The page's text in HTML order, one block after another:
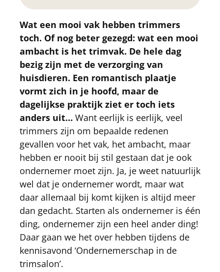
Wat een mooi vak hebben trimmers
toch. Of nog beter gezegd: wat een mooi
ambacht is het trimvak. De hele dag
bezig zijn met de verzorging van
huisdieren. Een romantisch plaatje
vormt zich in je hoofd, maar de
dagelijkse praktijk ziet er toch iets
anders uit… Want eerlijk is eerlijk, veel
trimmers zijn om bepaalde redenen
gevallen voor het vak, het ambacht, maar
hebben er nooit bij stil gestaan dat je ook
ondernemer moet zijn. Ja, je weet natuurlijk
wel dat je ondernemer wordt, maar wat
daar allemaal bij komt kijken is altijd meer
dan gedacht. Starten als ondernemer is één
ding, ondernemer zijn een heel ander ding!
Daar gaan we het over hebben tijdens de
kennisavond ‘Ondernemerschap in de
trimsalon’.